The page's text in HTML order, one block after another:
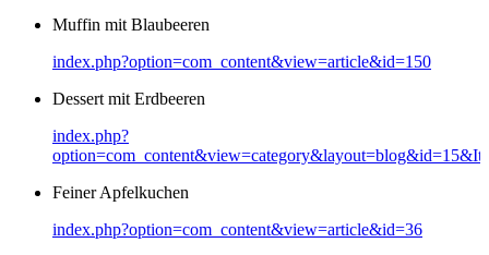
Muffin mit Blaubeeren
index.php?option=com_content&view=article&id=150
Dessert mit Erdbeeren
index.php?
Feiner Apfelkuchen
index.php?option=com_content&view=article&id=36